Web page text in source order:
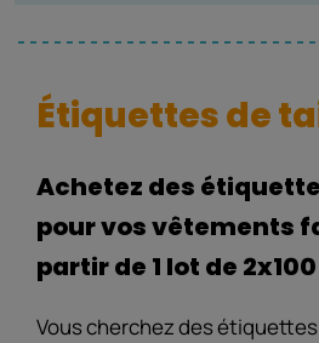
Étiquettes de
Achetez des
pour vos vêtements
partir de 1 lot de
Vous cherchez des